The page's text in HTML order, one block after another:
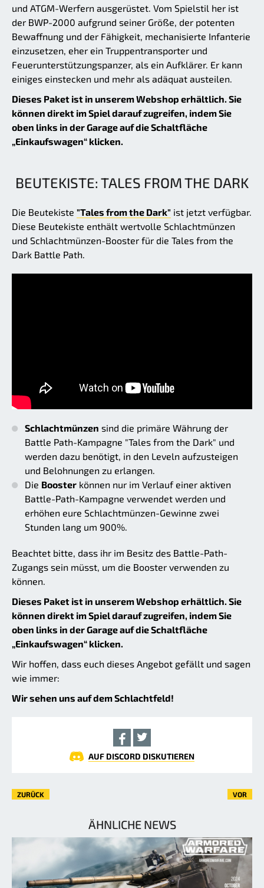
und ATGM-Werfern ausgerüstet. Vom Spielstil her ist
der BWP-2000 aufgrund seiner Größe, der potenten
Bewaffnung und der Fähigkeit, mechanisierte Infanterie
einzusetzen, eher ein Truppentransporter und
Feuerunterstützungspanzer, als ein Aufklärer. Er kann
einiges einstecken und mehr als adäquat austeilen.
Dieses Paket ist in unserem Webshop erhältlich. Sie
können direkt im Spiel darauf zugreifen, indem Sie
oben links in der Garage auf die Schaltfläche
„Einkaufswagen“ klicken.
BEUTEKISTE: TALES FROM THE DARK
Die Beutekiste "Tales from the Dark" ist jetzt verfügbar.
Diese Beutekiste enthält wertvolle Schlachtmünzen
und Schlachtmünzen-Booster für die Tales from the
Dark Battle Path.
Schlachtmünzen sind die primäre Währung der
Battle Path-Kampagne "Tales from the Dark" und
werden dazu benötigt, in den Leveln aufzusteigen
und Belohnungen zu erlangen.
Die Booster können nur im Verlauf einer aktiven
Battle-Path-Kampagne verwendet werden und
erhöhen eure Schlachtmünzen-Gewinne zwei
Stunden lang um 900%.
Beachtet bitte, dass ihr im Besitz des Battle-Path-
Zugangs sein müsst, um die Booster verwenden zu
können.
Dieses Paket ist in unserem Webshop erhältlich. Sie
können direkt im Spiel darauf zugreifen, indem Sie
oben links in der Garage auf die Schaltfläche
„Einkaufswagen“ klicken.
Wir hoffen, dass euch dieses Angebot gefällt und sagen
wie immer:
Wir sehen uns auf dem Schlachtfeld!
AUF DISCORD DISKUTIEREN
ZURÜCK VOR
ÄHNLICHE NEWS